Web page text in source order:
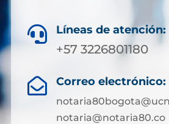
 Líneas de atención:
+57 3226801180
 Correo electrónico:
notaria@notaria80.co